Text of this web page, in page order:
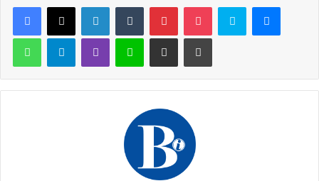
Facebook
X LinkedinTumblr PinterestPocket Skype
WhatsAppTelegramViber Ligne Partager par email Imprimer